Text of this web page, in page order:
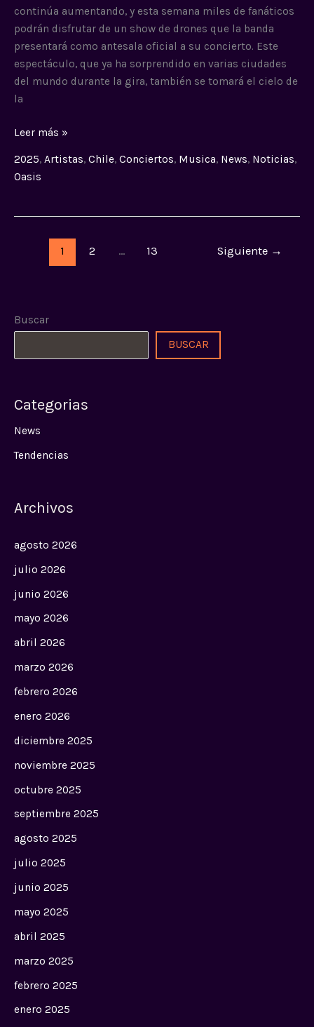
continúa aumentando, y esta semana miles de fanáticos
podrán disfrutar de un show de drones que la banda
presentará como antesala oficial a su concierto. Este
espectáculo, que ya ha sorprendido en varias ciudades
del mundo durante la gira, también se tomará el cielo de
la
Leer más »
2025, Artistas, Chile, Conciertos, Musica, News, Noticias,
Oasis
1 2 … 13 Siguiente →
Buscar
BUSCAR
Categorias
News
Tendencias
Archivos
agosto 2026
julio 2026
junio 2026
mayo 2026
abril 2026
marzo 2026
febrero 2026
enero 2026
diciembre 2025
noviembre 2025
octubre 2025
septiembre 2025
agosto 2025
julio 2025
junio 2025
mayo 2025
abril 2025
marzo 2025
febrero 2025
enero 2025